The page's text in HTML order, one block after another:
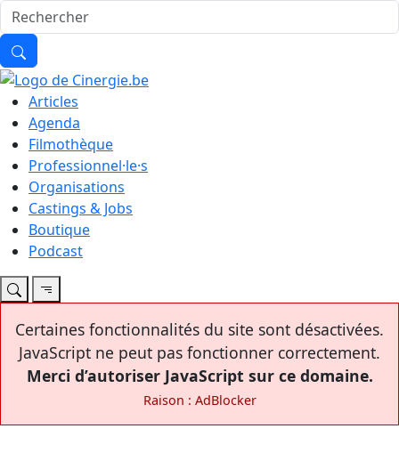
Articles
Agenda
Filmothèque
Professionnel·le·s
Organisations
Castings & Jobs
Boutique
Podcast
Certaines fonctionnalités du site sont désactivées.
JavaScript ne peut pas fonctionner correctement.
Merci d’autoriser JavaScript sur ce domaine.
Raison : AdBlocker